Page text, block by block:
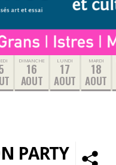
DIMANCHE
16
AOUT
LUNDI
17
AOUT
MARDI
18
AOUT
PARTY